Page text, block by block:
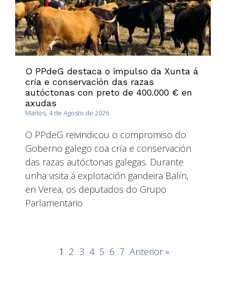
O PPdeG destaca o impulso da Xunta á
cría e conservación das razas
autóctonas con preto de 400.000 € en
axudas
Martes, 4 de Agosto de 2026
O PPdeG reivindicou o compromiso do
Goberno galego coa cría e conservación
das razas autóctonas galegas. Durante
unha visita á explotación gandeira Balín,
en Verea, os deputados do Grupo
Parlamentario
1 2 3 4 5 6 7 Anterior »